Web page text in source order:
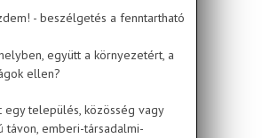
- beszélgetés a fenntartható
együtt a környezetért, a
ellen?
egy település, közösség vagy
távon, emberi-társadalmi-